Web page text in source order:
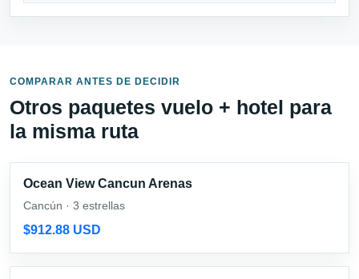
COMPARAR ANTES DE DECIDIR
Otros paquetes vuelo + hotel para
la misma ruta
Ocean View Cancun Arenas
Cancún · 3 estrellas
$912.88 USD